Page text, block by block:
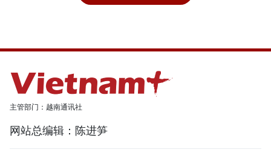
主管部门：越南通讯社
网站总编辑：陈进笋